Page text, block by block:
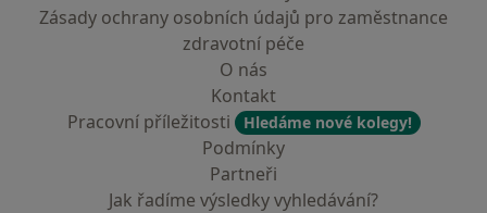
Zásady ochrany osobních údajů pro zaměstnance
zdravotní péče
O nás
Kontakt
Pracovní příležitosti
Hledáme nové kolegy!
Podmínky
Partneři
Jak řadíme výsledky vyhledávání?